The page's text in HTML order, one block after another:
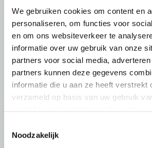
We gebruiken cookies om content en
personaliseren, om functies voor
en om ons websiteverkeer te
informatie over uw gebruik van onze
partners voor social media,
partners kunnen deze gegevens
informatie die u aan ze heeft verstrekt
verzameld op basis van uw gebruik
Noodzakelijk